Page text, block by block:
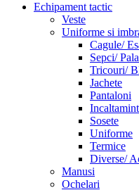
Echipament tactic
Veste
Uniforme si
Cagule/
Sepci/
Tricouri/
Jachete
Pantaloni
Sosete
Uniforme
Termice
Diverse/
Manusi
Ochelari